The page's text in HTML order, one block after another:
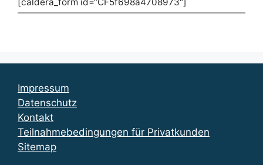
Impressum
Datenschutz
Kontakt
Teilnahmebedingungen für Privatkunden
Sitemap